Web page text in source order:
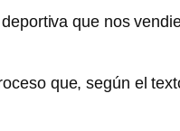
que nos
que, según el